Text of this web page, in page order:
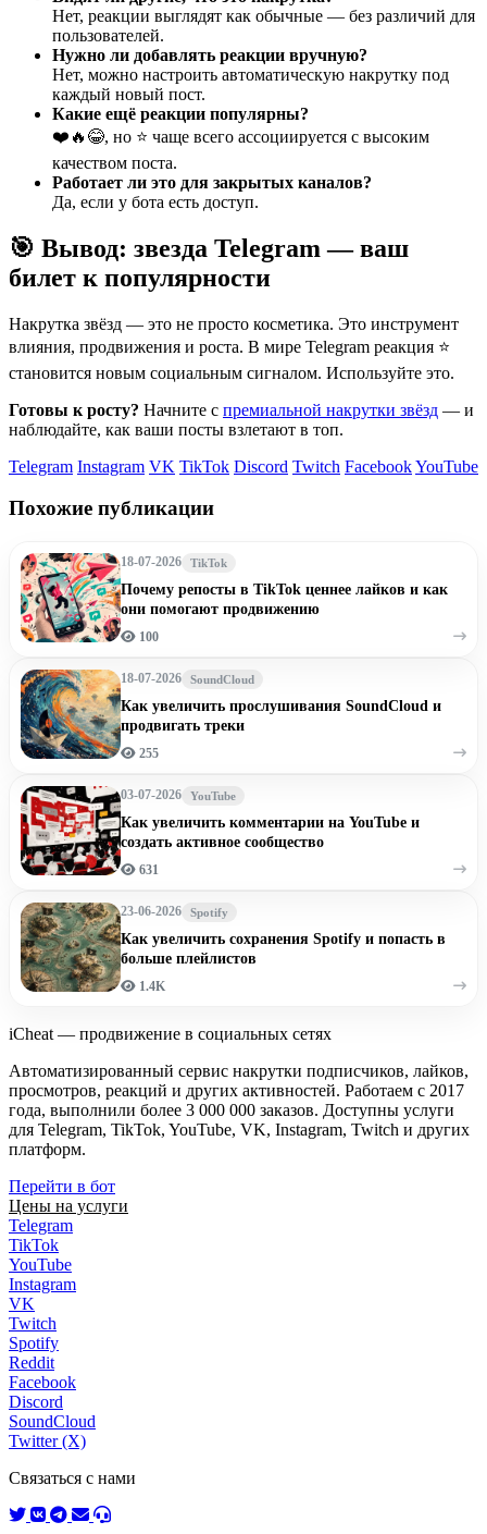
Нет, реакции выглядят как обычные — без различий для
пользователей.
Нужно ли добавлять реакции вручную?
Нет, можно настроить автоматическую накрутку под
каждый новый пост.
Какие ещё реакции популярны?
❤️🔥😂, но ⭐ чаще всего ассоциируется с высоким
качеством поста.
Работает ли это для закрытых каналов?
Да, если у бота есть доступ.
🎯 Вывод: звезда Telegram — ваш
билет к популярности
Накрутка звёзд — это не просто косметика. Это инструмент
влияния, продвижения и роста. В мире Telegram реакция ⭐
становится новым социальным сигналом. Используйте это.
Готовы к росту? Начните с премиальной накрутки звёзд — и
наблюдайте, как ваши посты взлетают в топ.
Telegram Instagram VK TikTok Discord Twitch FacebookYouTube
Похожие публикации
18-07-2026 TikTok
Почему репосты в TikTok ценнее лайков и как
они помогают продвижению
100
18-07-2026 SoundCloud
Как увеличить прослушивания SoundCloud и
продвигать треки
255
03-07-2026 YouTube
Как увеличить комментарии на YouTube и
создать активное сообщество
631
23-06-2026 Spotify
Как увеличить сохранения Spotify и попасть в
больше плейлистов
1.4K
iCheat — продвижение в социальных сетях
Автоматизированный сервис накрутки подписчиков, лайков,
просмотров, реакций и других активностей. Работаем с 2017
года, выполнили более 3 000 000 заказов. Доступны услуги
для Telegram, TikTok, YouTube, VK, Instagram, Twitch и других
платформ.
Перейти в бот
Цены на услуги
Telegram
TikTok
YouTube
Instagram
VK
Twitch
Spotify
Reddit
Facebook
Discord
SoundCloud
Twitter (X)
Связаться с нами